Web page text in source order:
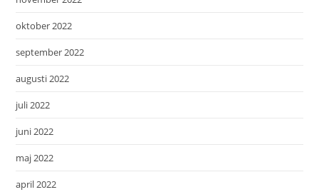
oktober 2022
september 2022
augusti 2022
juli 2022
juni 2022
maj 2022
april 2022